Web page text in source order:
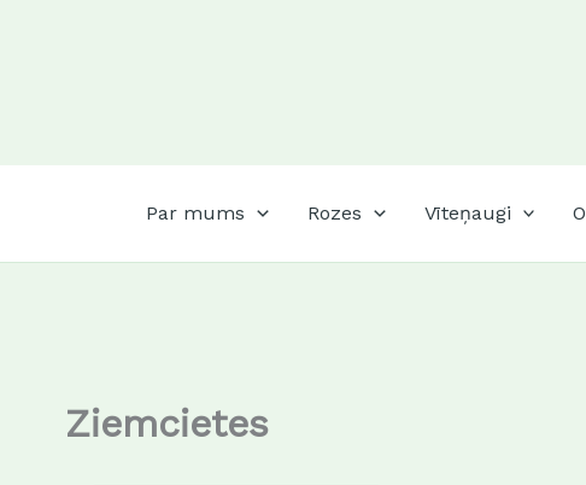
Par mums Rozes Vīteņaugi
Ziemcietes